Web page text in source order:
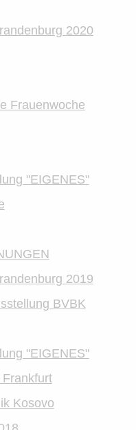
2020
Frauenwoche
"EIGENES"
2019
BVBK
"EIGENES"
Kosovo